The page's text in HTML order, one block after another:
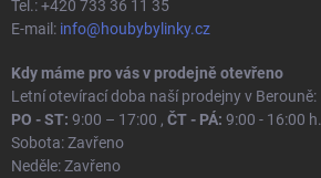
Tel.: +420 733 36 11 35
E-mail: info@houbybylinky.cz
Kdy máme pro vás v prodejně otevřeno
Letní otevírací doba naší prodejny v Berouně:
PO - ST: 9:00 – 17:00 , ČT - PÁ: 9:00 - 16:00 h.
Sobota: Zavřeno
Neděle: Zavřeno